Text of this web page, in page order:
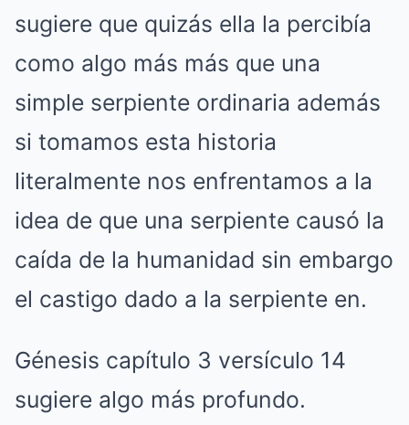
sugiere que quizás ella la percibía
como algo más más que una
simple serpiente ordinaria además
si tomamos esta historia
literalmente nos enfrentamos a la
idea de que una serpiente causó la
caída de la humanidad sin embargo
el castigo dado a la serpiente en.
Génesis capítulo 3 versículo 14
sugiere algo más profundo.